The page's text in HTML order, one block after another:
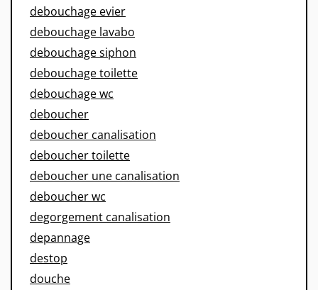
debouchage evier
debouchage lavabo
debouchage siphon
debouchage toilette
debouchage wc
deboucher
deboucher canalisation
deboucher toilette
deboucher une canalisation
deboucher wc
degorgement canalisation
depannage
destop
douche